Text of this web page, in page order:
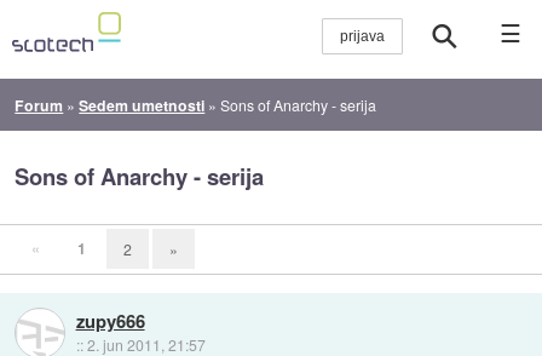
☰
Forum »Sedem umetnosti »Sons of Anarchy - serija
Sons of Anarchy - serija
« 1 2 »
zupy666
::2. jun 2011, 21:57